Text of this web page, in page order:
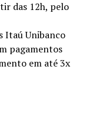
das 12h, pelo
Itaú Unibanco
pagamentos
em até 3x